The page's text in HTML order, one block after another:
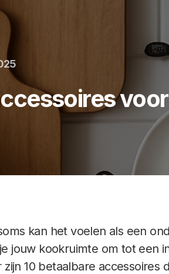
kan het voelen als een
jouw kookruimte om tot een
10 betaalbare accessoires